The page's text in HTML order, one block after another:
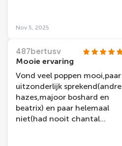
Nov 5, 2025
487bertusv
Mooie ervaring
Vond veel poppen mooi,paar
uitzonderlijk sprekend(andre
hazes,majoor boshard en
beatrix) en paar helemaal
niet(had nooit chantal